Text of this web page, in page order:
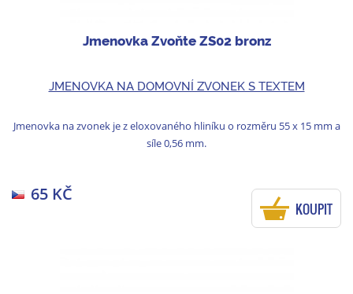
Jmenovka Zvoňte ZS02 bronz
JMENOVKA NA DOMOVNÍ ZVONEK S TEXTEM
Jmenovka na zvonek je z eloxovaného hliníku o rozměru 55 x 15 mm a
síle 0,56 mm.
65 KČ
KOUPIT